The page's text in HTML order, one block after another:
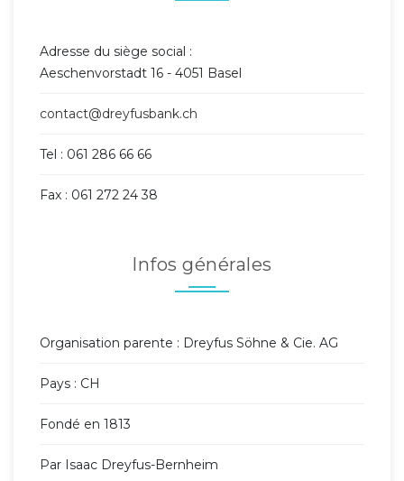
Adresse du siège social :
Aeschenvorstadt 16 - 4051 Basel
contact@dreyfusbank.ch
Tel : 061 286 66 66
Fax : 061 272 24 38
Infos générales
Organisation parente : Dreyfus Söhne & Cie. AG
Pays : CH
Fondé en 1813
Par Isaac Dreyfus-Bernheim